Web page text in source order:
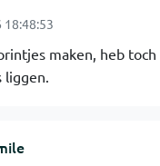
maken, heb
liggen.